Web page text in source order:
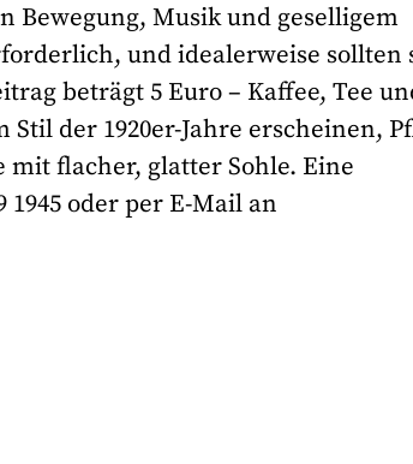
Bewegung, Musik und geselligem
und idealerweise sollten
beträgt 5 Euro – Kaffee, Tee
der 1920er-Jahre erscheinen,
flacher, glatter Sohle. Eine
oder per E-Mail an